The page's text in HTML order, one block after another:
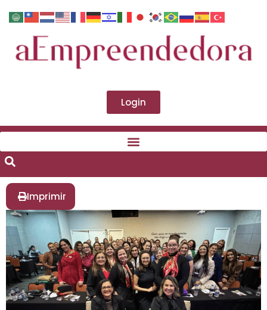
Login
Imprimir